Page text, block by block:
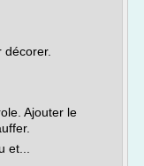
Ajouter le